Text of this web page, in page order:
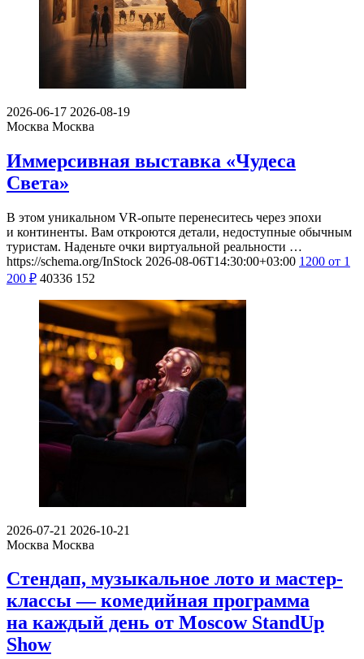
2026-06-17 2026-08-19
Москва Москва
Иммерсивная выставка «Чудеса
Света»
В этом уникальном VR-опыте перенеситесь через эпохи
и континенты. Вам откроются детали, недоступные обычным
туристам. Наденьте очки виртуальной реальности …
https://schema.org/InStock 2026-08-06T14:30:00+03:00 1200 от 1
200 ₽ 40336 152
2026-07-21 2026-10-21
Москва Москва
Стендап, музыкальное лото и мастер-
классы — комедийная программа
на каждый день от Moscow StandUp
Show